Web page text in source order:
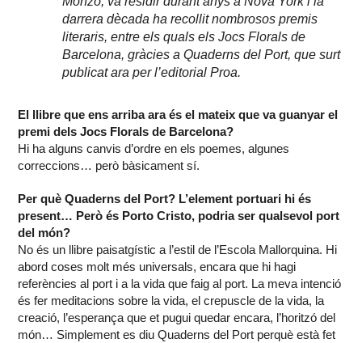
darrera dècada ha recollit nombrosos premis
literaris, entre els quals els Jocs Florals de
Barcelona, gràcies a Quaderns del Port, que surt
publicat ara per l’editorial Proa.
El llibre que ens arriba ara és el mateix que va guanyar el
premi dels Jocs Florals de Barcelona?
Hi ha alguns canvis d’ordre en els poemes, algunes
correccions… però bàsicament sí.
Per què Quaderns del Port? L’element portuari hi és
present… Però és Porto Cristo, podria ser qualsevol port
del món?
No és un llibre paisatgístic a l’estil de l’Escola Mallorquina. Hi
abord coses molt més universals, encara que hi hagi
referències al port i a la vida que faig al port. La meva intenció
és fer meditacions sobre la vida, el crepuscle de la vida, la
creació, l’esperança que et pugui quedar encara, l’horitzó del
món… Simplement es diu Quaderns del Port perquè està fet